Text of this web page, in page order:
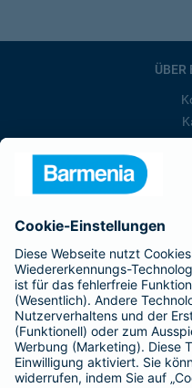
ÜBER
Barmenia ist Teil
Kranken-